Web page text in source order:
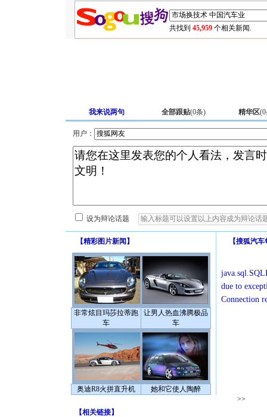
共找到 45,959 个相关新闻.
我来说两句 全部跟贴(0条) 精华区(0
用户：
设为辩论话题
【精彩图片新闻 】
非常炫目玛莎拉蒂跑
车
让男人热血沸腾极品
车
奥迪R8火拼直升机 她和它使人陶醉
【搜狐汽车
due to
Connection
>>
【相关链接】